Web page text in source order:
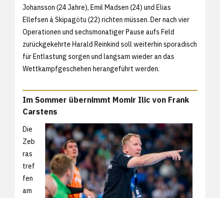
Johansson (24 Jahre), Emil Madsen (24) und Elias
Ellefsen á Skipagötu (22) richten müssen. Der nach vier
Operationen und sechsmonatiger Pause aufs Feld
zurückgekehrte Harald Reinkind soll weiterhin sporadisch
für Entlastung sorgen und langsam wieder an das
Wettkampfgeschehen herangeführt werden.
Im Sommer übernimmt Momir Ilic von Frank
Carstens
Die
Zeb
ras
tref
fen
am